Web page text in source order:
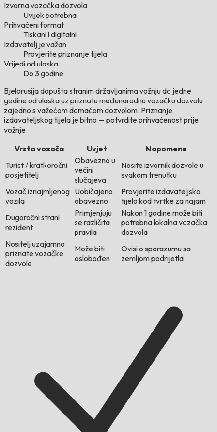
Izvorna vozačka dozvola
Uvijek potrebna
Prihvaćeni format
Tiskani i digitalni
Izdavatelj je važan
Provjerite priznanje tijela
Vrijedi od ulaska
Do 3 godine
Bjelorusija dopušta stranim državljanima vožnju do jedne
godine od ulaska uz priznatu međunarodnu vozačku dozvolu
zajedno s važećom domaćom dozvolom. Priznanje
izdavateljskog tijela je bitno — potvrdite prihvaćenost prije
vožnje.
Vrsta vozača
Uvjet
Napomene
Turist / kratkoročni
posjetitelj
Obavezno u
većini
slučajeva
Nosite izvornik dozvole u
svakom trenutku
Vozač iznajmljenog
vozila
Uobičajeno
obavezno
Provjerite izdavateljsko
tijelo kod tvrtke za najam
Dugoročni strani
rezident
Primjenjuju
se različita
pravila
Nakon 1 godine može biti
potrebna lokalna vozačka
dozvola
Nositelj uzajamno
priznate vozačke
dozvole
Može biti
oslobođen
Ovisi o sporazumu sa
zemljom podrijetla